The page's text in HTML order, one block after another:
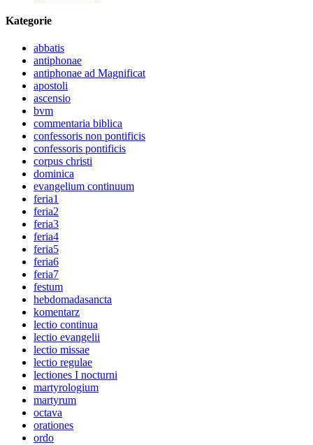
Kategorie
abbatis
antiphonae
antiphonae ad Magnificat
apostoli
ascensio
bvm
commentaria biblica
confessoris non pontificis
confessoris pontificis
corpus christi
dominica
evangelium continuum
feria1
feria2
feria3
feria4
feria5
feria6
feria7
festum
hebdomadasancta
komentarz
lectio continua
lectio evangelii
lectio missae
lectio regulae
lectiones I nocturni
martyrologium
martyrum
octava
orationes
ordo